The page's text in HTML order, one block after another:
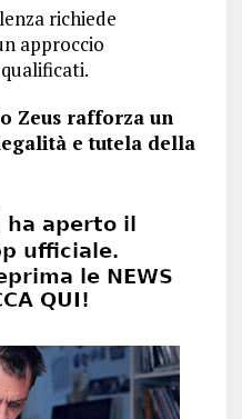
richiede
approccio
Zeus rafforza un
e tutela della